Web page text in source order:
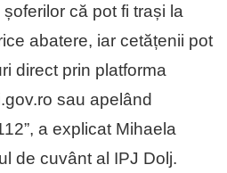
că pot fi trași la
abatere, iar cetățenii pot
direct prin platforma
sau apelând
a explicat Mihaela
de cuvânt al IPJ Dolj.